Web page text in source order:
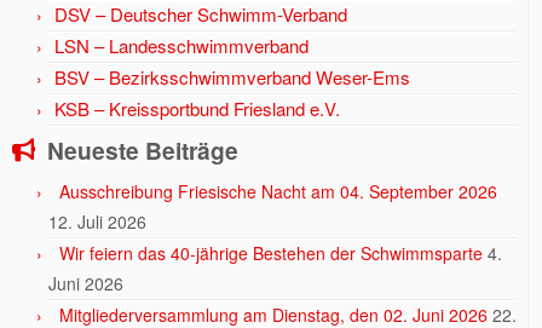
DSV – Deutscher Schwimm-Verband
LSN – Landesschwimmverband
BSV – Bezirksschwimmverband Weser-Ems
KSB – Kreissportbund Friesland e.V.
Neueste Beiträge
Ausschreibung Friesische Nacht am 04. September 2026
12. Juli 2026
Wir feiern das 40-jährige Bestehen der Schwimmsparte 4.
Juni 2026
Mitgliederversammlung am Dienstag, den 02. Juni 2026 22.